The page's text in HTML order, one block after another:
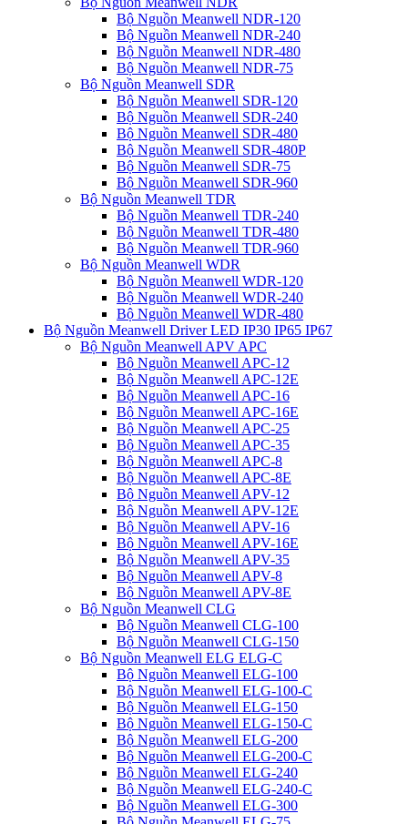
Bộ Nguồn Meanwell NDR-120
Bộ Nguồn Meanwell NDR-240
Bộ Nguồn Meanwell NDR-480
Bộ Nguồn Meanwell NDR-75
Bộ Nguồn Meanwell SDR
Bộ Nguồn Meanwell SDR-120
Bộ Nguồn Meanwell SDR-240
Bộ Nguồn Meanwell SDR-480
Bộ Nguồn Meanwell SDR-480P
Bộ Nguồn Meanwell SDR-75
Bộ Nguồn Meanwell SDR-960
Bộ Nguồn Meanwell TDR
Bộ Nguồn Meanwell TDR-240
Bộ Nguồn Meanwell TDR-480
Bộ Nguồn Meanwell TDR-960
Bộ Nguồn Meanwell WDR
Bộ Nguồn Meanwell WDR-120
Bộ Nguồn Meanwell WDR-240
Bộ Nguồn Meanwell WDR-480
Bộ Nguồn Meanwell Driver LED IP30 IP65 IP67
Bộ Nguồn Meanwell APV APC
Bộ Nguồn Meanwell APC-12
Bộ Nguồn Meanwell APC-12E
Bộ Nguồn Meanwell APC-16
Bộ Nguồn Meanwell APC-16E
Bộ Nguồn Meanwell APC-25
Bộ Nguồn Meanwell APC-35
Bộ Nguồn Meanwell APC-8
Bộ Nguồn Meanwell APC-8E
Bộ Nguồn Meanwell APV-12
Bộ Nguồn Meanwell APV-12E
Bộ Nguồn Meanwell APV-16
Bộ Nguồn Meanwell APV-16E
Bộ Nguồn Meanwell APV-35
Bộ Nguồn Meanwell APV-8
Bộ Nguồn Meanwell APV-8E
Bộ Nguồn Meanwell CLG
Bộ Nguồn Meanwell CLG-100
Bộ Nguồn Meanwell CLG-150
Bộ Nguồn Meanwell ELG ELG-C
Bộ Nguồn Meanwell ELG-100
Bộ Nguồn Meanwell ELG-100-C
Bộ Nguồn Meanwell ELG-150
Bộ Nguồn Meanwell ELG-150-C
Bộ Nguồn Meanwell ELG-200
Bộ Nguồn Meanwell ELG-200-C
Bộ Nguồn Meanwell ELG-240
Bộ Nguồn Meanwell ELG-240-C
Bộ Nguồn Meanwell ELG-300